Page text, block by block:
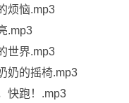
烦恼.mp3
.mp3
世界.mp3
奶的摇椅.mp3
快跑！.mp3